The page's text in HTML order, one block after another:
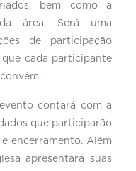
bem como a
área. Será uma
de participação
cada participante
contará com a
que participarão
encerramento. Além
apresentará suas